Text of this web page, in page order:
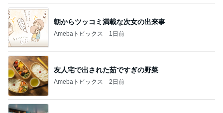
朝からツッコミ満載な次女の出来事
Amebaトピックス 1日前
友人宅で出された茹ですぎの野菜
Amebaトピックス 2日前